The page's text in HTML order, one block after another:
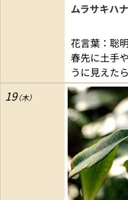
ムラサキハ
花言葉：聡明
春先に土手
うに見えた
19